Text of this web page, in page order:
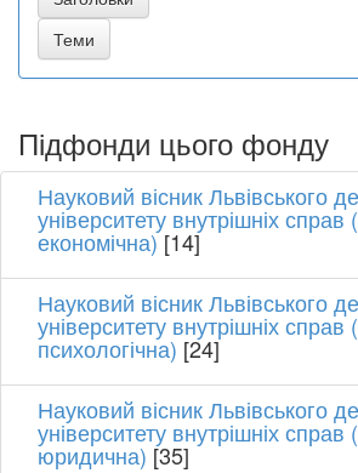
Підфонди цього фонду
Науковий вісник Львівського
університету внутрішніх справ
економічна)[14]
Науковий вісник Львівського
університету внутрішніх справ
психологічна) [24]
Науковий вісник Львівського
університету внутрішніх справ
юридична) [35]